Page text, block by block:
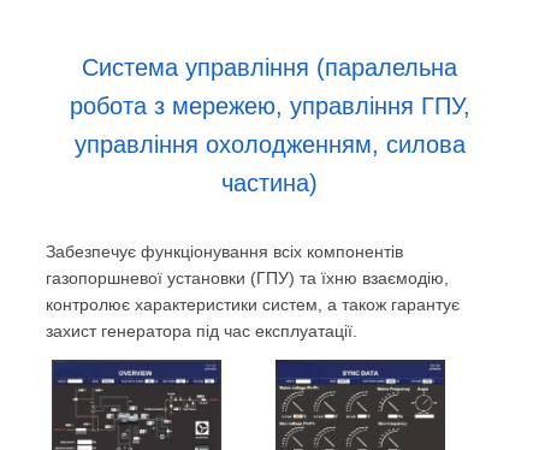
Система управління (паралельна
робота з мережею, управління ГПУ,
управління охолодженням, силова
частина)
Забезпечує функціонування всіх компонентів
газопоршневої установки (ГПУ) та їхню взаємодію,
контролює характеристики систем, а також гарантує
захист генератора під час експлуатації.